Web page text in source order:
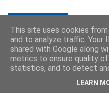
This site uses cookies
and to analyze traffic. Your
shared with Google along
metrics to ensure quality
statistics, and to detect
LEARN